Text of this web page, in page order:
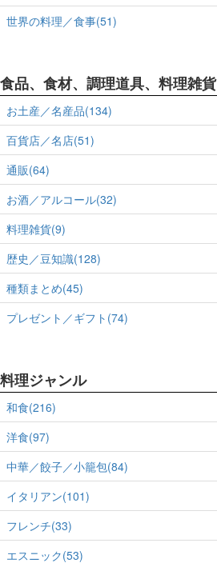
世界の料理／食事(51)
食品、食材、調理道具、料理雑貨
お土産／名産品(134)
百貨店／名店(51)
通販(64)
お酒／アルコール(32)
料理雑貨(9)
歴史／豆知識(128)
種類まとめ(45)
プレゼント／ギフト(74)
料理ジャンル
和食(216)
洋食(97)
中華／餃子／小籠包(84)
イタリアン(101)
フレンチ(33)
エスニック(53)